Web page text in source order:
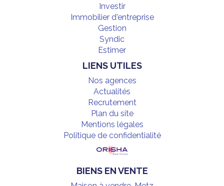
Investir
Immobilier d'entreprise
Gestion
Syndic
Estimer
LIENS UTILES
Nos agences
Actualités
Recrutement
Plan du site
Mentions légales
Politique de confidentialité
BIENS EN VENTE